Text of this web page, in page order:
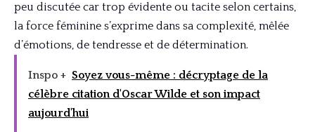
peu discutée car trop évidente ou tacite selon certains,
la force féminine s’exprime dans sa complexité, mêlée
d’émotions, de tendresse et de détermination.
Inspo + Soyez vous-même : décryptage de la
célèbre citation d'Oscar Wilde et son impact
aujourd'hui